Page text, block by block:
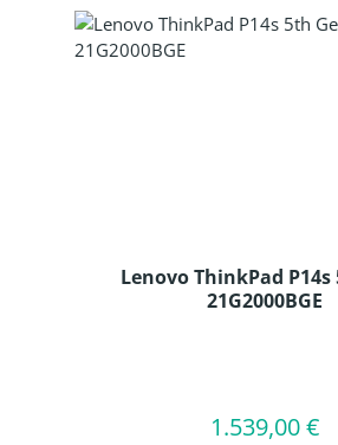
Lenovo ThinkPad P14s
21G2000BGE
Regulärer
1.539,00 €
In den Warenkorb